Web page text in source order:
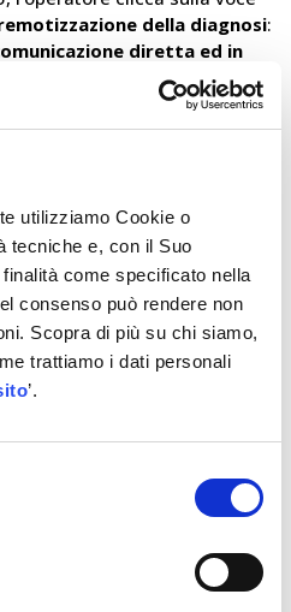
utilizziamo Cookie o
tecniche e, con il Suo
come specificato nella
consenso può rendere non
Scopra di più su chi siamo,
trattiamo i dati personali
’.
della diagnosi:
diretta ed in
, proprio come se si trovasse a
a termine in poco tempo